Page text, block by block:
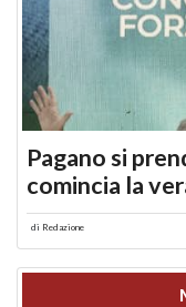
Pagano si
comincia la
di Redazione